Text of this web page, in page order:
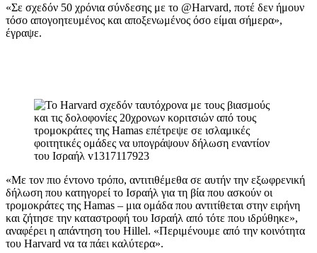
«Σε σχεδόν 50 χρόνια σύνδεσης με το @Harvard, ποτέ δεν ήμουν
τόσο απογοητευμένος και αποξενωμένος όσο είμαι σήμερα»,
έγραψε.
«Με τον πιο έντονο τρόπο, αντιτιθέμεθα σε αυτήν την εξωφρενική
δήλωση που κατηγορεί το Ισραήλ για τη βία που ασκούν οι
τρομοκράτες της Hamas – μια ομάδα που αντιτίθεται στην ειρήνη
και ζήτησε την καταστροφή του Ισραήλ από τότε που ιδρύθηκε»,
αναφέρει η απάντηση του Hillel. «Περιμένουμε από την κοινότητα
του Harvard να τα πάει καλύτερα».